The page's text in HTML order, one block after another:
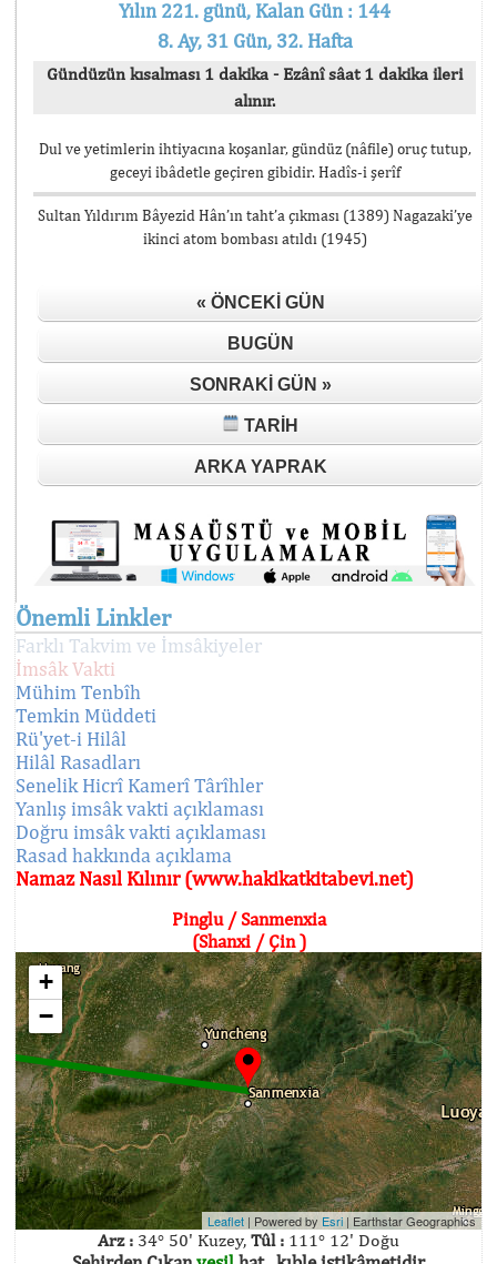
Yılın 221. günü, Kalan Gün : 144
8. Ay, 31 Gün, 32. Hafta
Gündüzün kısalması 1 dakika - Ezânî sâat 1 dakika ileri
alınır.
Dul ve yetimlerin ihtiyacına koşanlar, gündüz (nâfile) oruç tutup,
geceyi ibâdetle geçiren gibidir. Hadîs-i şerîf
Sultan Yıldırım Bâyezid Hân’ın taht’a çıkması (1389) Nagazaki’ye
ikinci atom bombası atıldı (1945)
« ÖNCEKI GÜN
BUGÜN
SONRAKI GÜN »
TARIH
ARKA YAPRAK
Önemli Linkler
Farklı Takvim ve İmsâkiyeler
İmsâk Vakti
Mühim Tenbîh
Temkin Müddeti
Rü'yet-i Hilâl
Hilâl Rasadları
Senelik Hicrî Kamerî Târîhler
Yanlış imsâk vakti açıklaması
Doğru imsâk vakti açıklaması
Rasad hakkında açıklama
Namaz Nasıl Kılınır (www.hakikatkitabevi.net)
Pinglu / Sanmenxia
(Shanxi / Çin )
+
−
Leaflet | Powered by Esri | Earthstar Geographics
Arz : 34° 50' Kuzey, Tûl : 111° 12' Doğu